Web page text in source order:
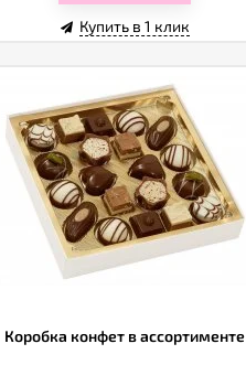
Купить в 1 клик
Коробка конфет в ассортименте